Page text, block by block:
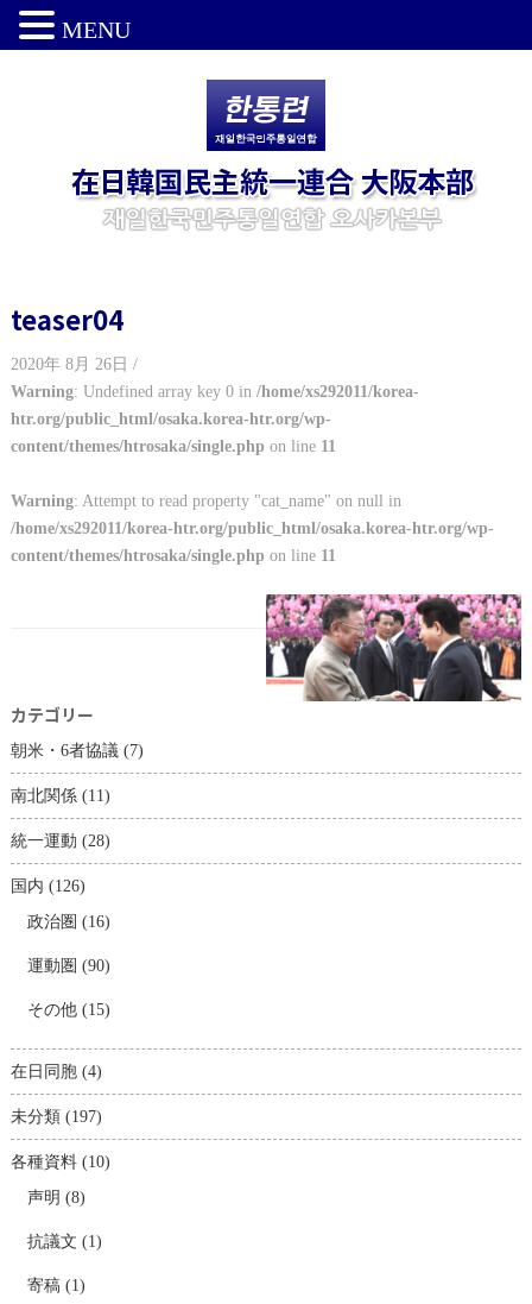
teaser04
2020年 8月 26日 /
Warning: Undefined array key 0 in /home/xs292011/korea-
htr.org/public_html/osaka.korea-htr.org/wp-
content/themes/htrosaka/single.php on line 11
Warning: Attempt to read property "cat_name" on null in
/home/xs292011/korea-htr.org/public_html/osaka.korea-htr.org/wp-
content/themes/htrosaka/single.php on line 11
カテゴリー
朝米・6者協議 (7)
南北関係(11)
統一運動 (28)
国内 (126)
政治圏 (16)
運動圏 (90)
その他(15)
在日同胞(4)
未分類(197)
各種資料(10)
声明 (8)
抗議文 (1)
寄稿(1)
MENU